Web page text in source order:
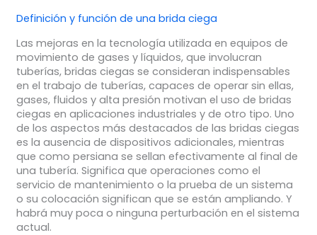
Definición y función de una brida ciega
Las mejoras en la tecnología utilizada en equipos de
movimiento de gases y líquidos, que involucran
tuberías, bridas ciegas se consideran indispensables
en el trabajo de tuberías, capaces de operar sin ellas,
gases, fluidos y alta presión motivan el uso de bridas
ciegas en aplicaciones industriales y de otro tipo. Uno
de los aspectos más destacados de las bridas ciegas
es la ausencia de dispositivos adicionales, mientras
que como persiana se sellan efectivamente al final de
una tubería. Significa que operaciones como el
servicio de mantenimiento o la prueba de un sistema
o su colocación significan que se están ampliando. Y
habrá muy poca o ninguna perturbación en el sistema
actual.